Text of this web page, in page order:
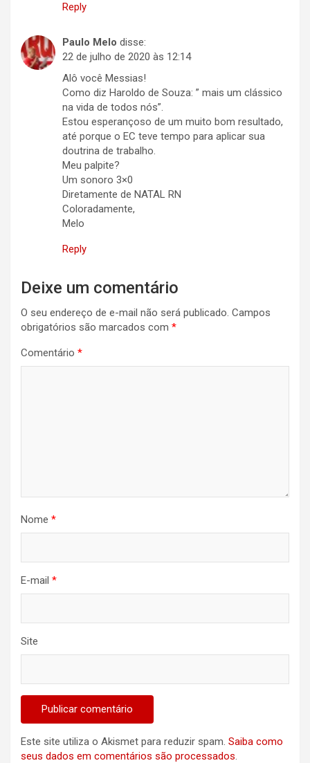
Reply
Paulo Melo disse:
22 de julho de 2020 às 12:14
Alô você Messias!
Como diz Haroldo de Souza: ” mais um clássico
na vida de todos nós”.
Estou esperançoso de um muito bom resultado,
até porque o EC teve tempo para aplicar sua
doutrina de trabalho.
Meu palpite?
Um sonoro 3×0
Diretamente de NATAL RN
Coloradamente,
Melo
Reply
Deixe um comentário
O seu endereço de e-mail não será publicado. Campos
obrigatórios são marcados com *
Comentário *
Nome *
E-mail *
Site
Este site utiliza o Akismet para reduzir spam. Saiba como
seus dados em comentários são processados.